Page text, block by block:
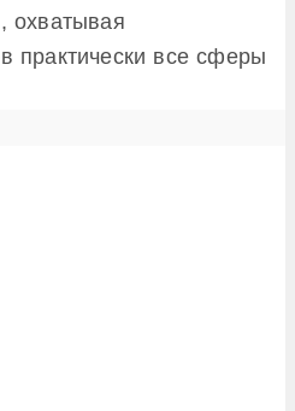
охватывая
практически все сферы